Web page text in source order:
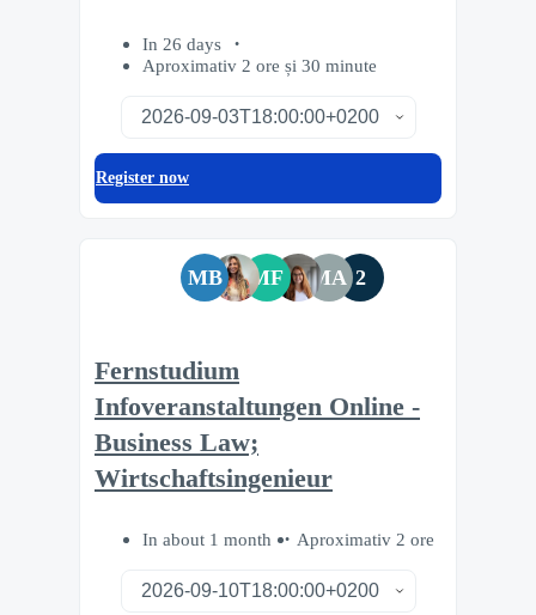
In 26 days
Aproximativ 2 ore și 30 minute
Register now
MB MF MA 2
Fernstudium
Infoveranstaltungen Online -
Business Law;
Wirtschaftsingenieur
In about 1 month Aproximativ 2 ore